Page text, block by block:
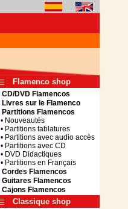
Flamenco shop
CD/DVD Flamencos
Livres sur le Flamenco
Partitions Flamencos
• Nouveautés
• Partitions tablatures
• Partitions avec audio accès
• Partitions avec CD
• DVD Didactiques
• Partitions en Français
Cordes Flamencos
Guitares Flamencos
Cajons Flamencos
Classique shop